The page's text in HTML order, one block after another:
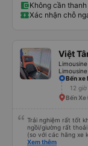
Không cần
Xác nhận chỗ
Việt
Bến xe
12
Bến Xe
Trải nghiệm rất tốt
ngồi/giường rất
(so với các hãng xe
sử dụng lại sau.
Xem thêm